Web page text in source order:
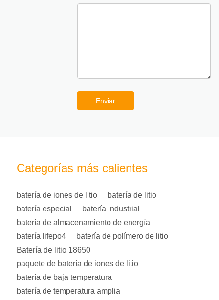
Enviar
Categorías más calientes
batería de iones de litio
batería de litio
batería especial
batería industrial
batería de almacenamiento de energía
batería lifepo4
batería de polímero de litio
Batería de litio 18650
paquete de batería de iones de litio
batería de baja temperatura
batería de temperatura amplia